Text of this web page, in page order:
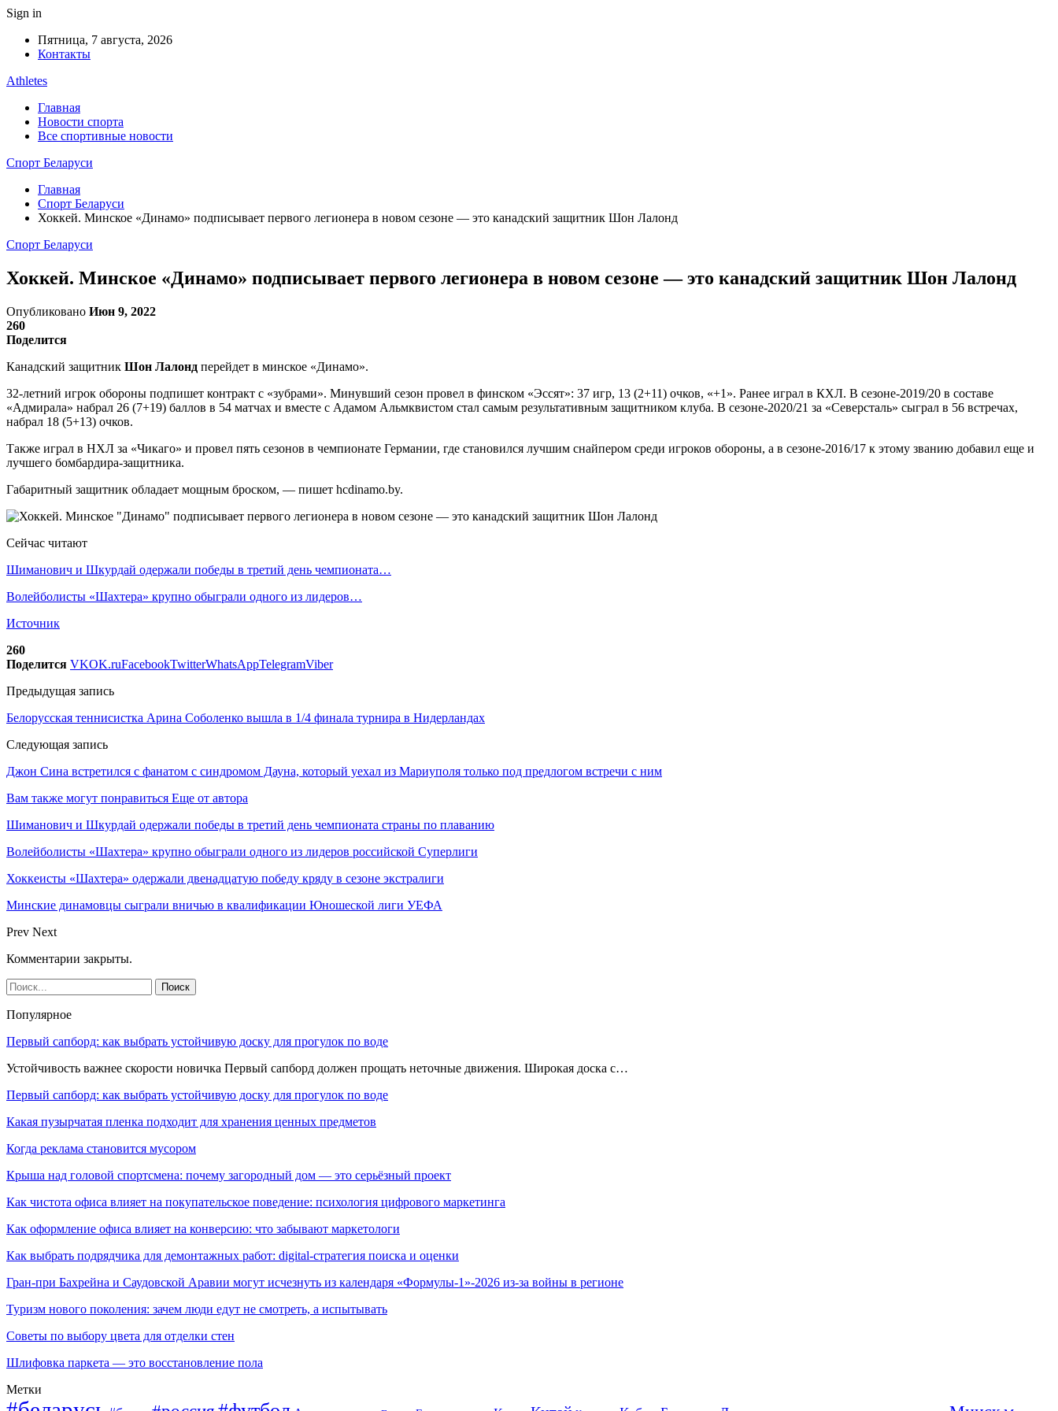
Sign in
Пятница, 7 августа, 2026
Контакты
Athletes
Главная
Новости спорта
Все спортивные новости
Спорт Беларуси
Главная
Спорт Беларуси
Хоккей. Минское «Динамо» подписывает первого легионера в новом сезоне — это канадский защитник Шон Лалонд
Спорт Беларуси
Хоккей. Минское «Динамо» подписывает первого легионера в новом сезоне — это канадский защитник Шон Лалонд
Опубликовано Июн 9, 2022
260
Поделится
Канадский защитник Шон Лалонд перейдет в минское «Динамо».
32-летний игрок обороны подпишет контракт с «зубрами». Минувший сезон провел в финском «Эссят»: 37 игр, 13 (2+11) очков, «+1». Ранее играл в КХЛ. В сезоне-2019/20 в составе
«Адмирала» набрал 26 (7+19) баллов в 54 матчах и вместе с Адамом Альмквистом стал самым результативным защитником клуба. В сезоне-2020/21 за «Северсталь» сыграл в 56 встречах,
набрал 18 (5+13) очков.
Также играл в НХЛ за «Чикаго» и провел пять сезонов в чемпионате Германии, где становился лучшим снайпером среди игроков обороны, а в сезоне-2016/17 к этому званию добавил еще и
лучшего бомбардира-защитника.
Габаритный защитник обладает мощным броском, — пишет hcdinamo.by.
Сейчас читают
Шиманович и Шкурдай одержали победы в третий день чемпионата…
Волейболисты «Шахтера» крупно обыграли одного из лидеров…
Источник
260
Поделится VKOK.ruFacebookTwitterWhatsAppTelegramViber
Предыдущая запись
Белорусская теннисистка Арина Соболенко вышла в 1/4 финала турнира в Нидерландах
Следующая запись
Джон Сина встретился с фанатом c синдромом Дауна, который уехал из Мариуполя только под предлогом встречи с ним
Вам также могут понравиться Еще от автора
Шиманович и Шкурдай одержали победы в третий день чемпионата страны по плаванию
Волейболисты «Шахтера» крупно обыграли одного из лидеров российской Суперлиги
Хоккеисты «Шахтера» одержали двенадцатую победу кряду в сезоне экстралиги
Минские динамовцы сыграли вничью в квалификации Юношеской лиги УЕФА
Prev Next
Комментарии закрыты.
Популярное
Первый сапборд: как выбрать устойчивую доску для прогулок по воде
Устойчивость важнее скорости новичка Первый сапборд должен прощать неточные движения. Широкая доска с…
Первый сапборд: как выбрать устойчивую доску для прогулок по воде
Какая пузырчатая пленка подходит для хранения ценных предметов
Когда реклама становится мусором
Крыша над головой спортсмена: почему загородный дом — это серьёзный проект
Как чистота офиса влияет на покупательское поведение: психология цифрового маркетинга
Как оформление офиса влияет на конверсию: что забывают маркетологи
Как выбрать подрядчика для демонтажных работ: digital-стратегия поиска и оценки
Гран-при Бахрейна и Саудовской Аравии могут исчезнуть из календаря «Формулы-1»-2026 из-за войны в регионе
Туризм нового поколения: зачем люди едут не смотреть, а испытывать
Советы по выбору цвета для отделки стен
Шлифовка паркета — это восстановление пола
Метки